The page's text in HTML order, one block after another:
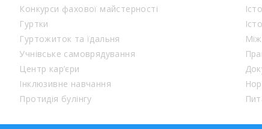
Конкурси фахової майстерності
Гуртки
Гуртожиток та їдальня
Учнівське самоврядування
Центр кар’єри
Інклюзивне навчання
Протидія булінгу